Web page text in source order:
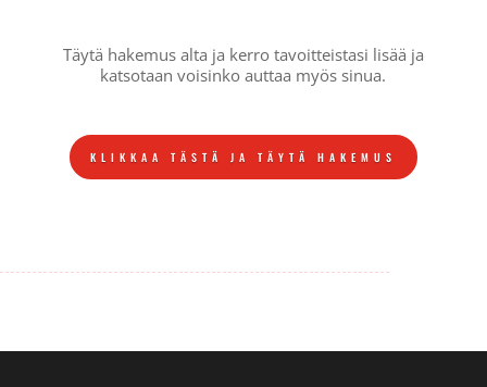
Täytä hakemus alta ja kerro tavoitteistasi lisää ja
katsotaan voisinko auttaa myös sinua.
KLIKKAA TÄSTÄ JA TÄYTÄ HAKEMUS